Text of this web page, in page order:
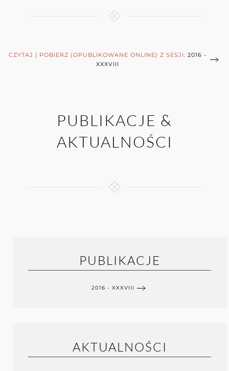
CZYTAJ | POBIERZ (OPUBLIKOWANE ONLINE) Z SESJI: 2016 -
XXXVIII
PUBLIKACJE &
AKTUALNOŚCI
PUBLIKACJE
2016 - XXXVIII
AKTUALNOŚCI